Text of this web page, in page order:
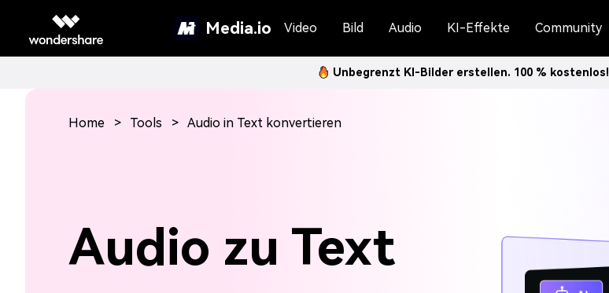
Media.io Video Bild Audio KI-Effekte Community
Unbegrenzt KI-Bilder erstellen. 100 % kostenlos!
Audio zu Text
Home Tools Audio in Text konvertieren